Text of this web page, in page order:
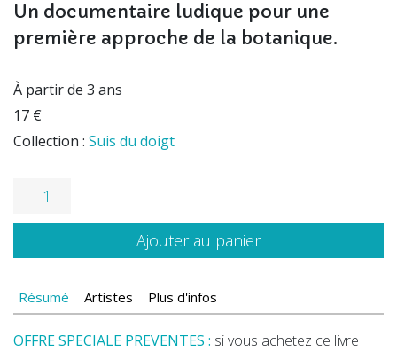
Un documentaire ludique pour une
première approche de la botanique.
À partir de 3 ans
17 €
Collection : Suis du doigt
quantité
du
les
plantes
Ajouter au panier
Résumé Artistes Plus d'infos
OFFRE SPECIALE PREVENTES : si vous achetez ce livre